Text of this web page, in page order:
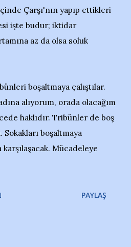
Çarşı'nın yapıp ettikleri
işte budur; iktidar
az da olsa soluk
boşaltmaya çalıştılar.
alıyorum, orada olacağım
haklıdır. Tribünler de boş
Sokakları boşaltmaya
karşılaşacak. Mücadeleye
PAYLAŞ